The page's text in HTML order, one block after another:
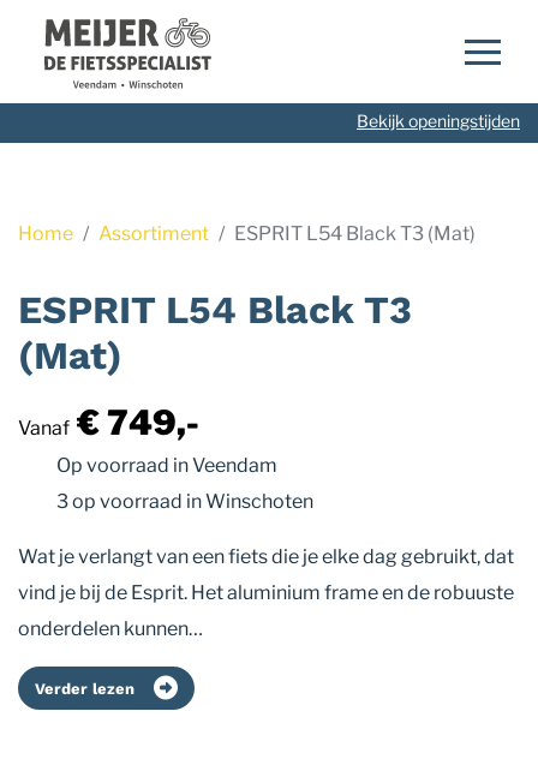
Navigatie
Bekijk openingstijden
Home Assortiment ESPRIT L54 Black T3 (Mat)
ESPRIT L54 Black T3
(Mat)
Vanaf € 749,-
Op voorraad in Veendam
3 op voorraad in Winschoten
Wat je verlangt van een fiets die je elke dag gebruikt, dat
vind je bij de Esprit. Het aluminium frame en de robuuste
onderdelen kunnen…
Verder lezen